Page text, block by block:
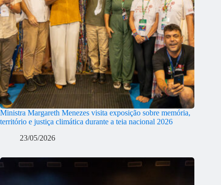
Ministra Margareth Menezes visita exposição sobre memória,
território e justiça climática durante a teia nacional 2026
23/05/2026